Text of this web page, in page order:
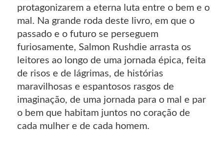
protagonizarem a eterna luta entre o bem e o
mal. Na grande roda deste livro, em que o
passado e o futuro se perseguem
furiosamente, Salmon Rushdie arrasta os
leitores ao longo de uma jornada épica, feita
de risos e de lágrimas, de histórias
maravilhosas e espantosos rasgos de
imaginação, de uma jornada para o mal e par
o bem que habitam juntos no coração de
cada mulher e de cada homem.